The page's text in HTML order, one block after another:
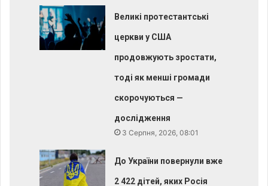
Великі протестантські
церкви у США
продовжують зростати,
тоді як менші громади
скорочуються —
дослідження
3 Серпня, 2026, 08:01
До України повернули вже
2 422 дітей, яких Росія